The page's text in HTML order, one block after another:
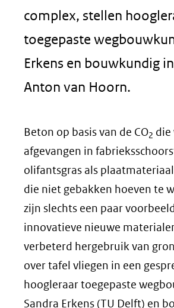
complex, stellen
toegepaste
Erkens en bouwkundig
Anton van Hoorn.
Beton op basis van de CO2
afgevangen in
olifantsgras als
die niet gebakken hoeven te
zijn slechts een paar
innovatieve nieuwe
verbeterd hergebruik van
over tafel vliegen in een
hoogleraar toegepaste
Sandra Erkens (TU Delft) en